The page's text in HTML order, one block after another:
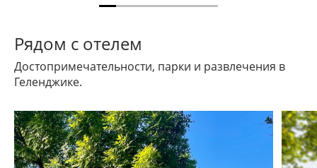
Рядом с отелем
Достопримечательности, парки и развлечения в
Геленджике.